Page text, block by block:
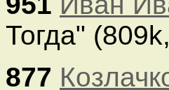
Тогда"
877